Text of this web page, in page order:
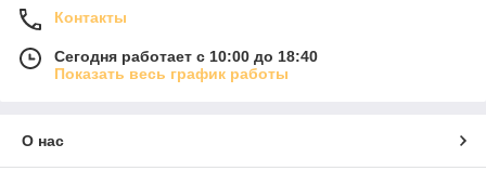
Контакты
Сегодня работает с 10:00 до 18:40
Показать весь график работы
О нас